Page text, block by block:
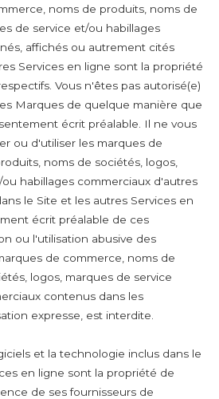
noms de produits, noms de
de service et/ou habillages
affichés ou autrement cités
Services en ligne sont la propriété
Vous n'êtes pas autorisé(e)
Marques de quelque manière que
écrit préalable. Il ne vous
ou d'utiliser les marques de
noms de sociétés, logos,
habillages commerciaux d'autres
le Site et les autres Services en
écrit préalable de ces
ou l'utilisation abusive des
de commerce, noms de
logos, marques de service
contenus dans les
expresse, est interdite.
et la technologie inclus dans le
en ligne sont la propriété de
de ses fournisseurs de